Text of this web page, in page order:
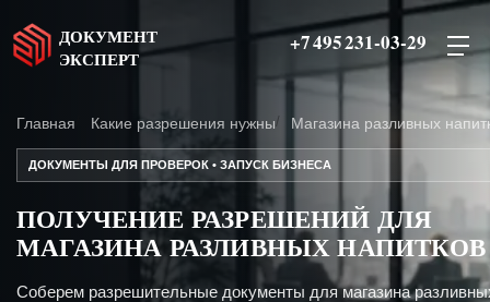
ДОКУМЕНТ
ЭКСПЕРТ
+7 495 231-03-29
Главная Какие разрешения нужны Магазина разливных
ДОКУМЕНТЫ ДЛЯ ПРОВЕРОК • ЗАПУСК БИЗНЕСА
ПОЛУЧЕНИЕ РАЗРЕШЕНИЙ ДЛЯ
МАГАЗИНА РАЗЛИВНЫХ НАПИТКОВ
Соберем разрешительные документы для магазина